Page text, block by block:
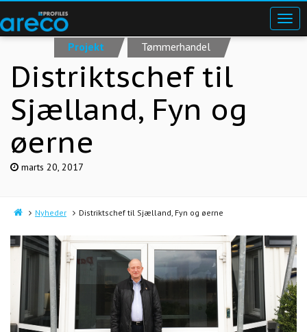
Projekt Tømmerhandel
Distriktschef til
Sjælland, Fyn og
øerne
marts 20, 2017
Nyheder Distriktschef til Sjælland, Fyn og øerne